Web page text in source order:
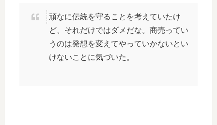
頑なに伝統を守ることを考えていたけ
ど、それだけではダメだな。商売ってい
うのは発想を変えてやっていかないとい
けないことに気づいた。